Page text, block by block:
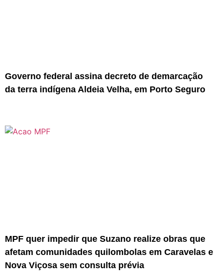
Governo federal assina decreto de demarcação
da terra indígena Aldeia Velha, em Porto Seguro
MPF quer impedir que Suzano realize obras que
afetam comunidades quilombolas em Caravelas e
Nova Viçosa sem consulta prévia